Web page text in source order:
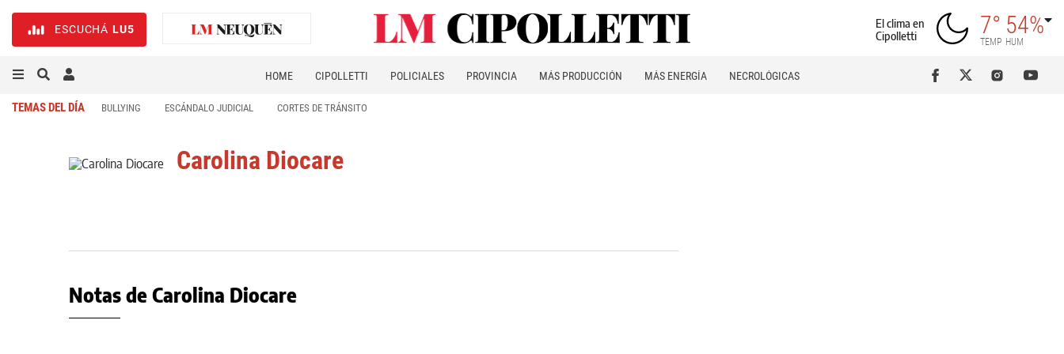
ESCUCHÁ LU5
El clima en
Cipolletti
7°
TEMP
54%
HUM
HOME CIPOLLETTI POLICIALES PROVINCIA MÁS PRODUCCIÓN MÁS ENERGÍA NECROLÓGICAS
TEMAS DEL DÍA BULLYING ESCÁNDALO JUDICIAL CORTES DE TRÁNSITO
Carolina Diocare
Notas de Carolina Diocare